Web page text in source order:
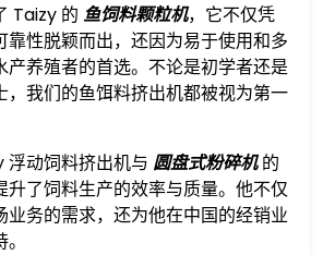
Taizy 的 鱼饲料颗粒机，它不仅凭
靠性脱颖而出，还因为易于使用和多
产养殖者的首选。不论是初学者还是
，我们的鱼饵料挤出机都被视为第一
浮动饲料挤出机与 圆盘式粉碎机的
升了饲料生产的效率与质量。他不仅
业务的需求，还为他在中国的经销业